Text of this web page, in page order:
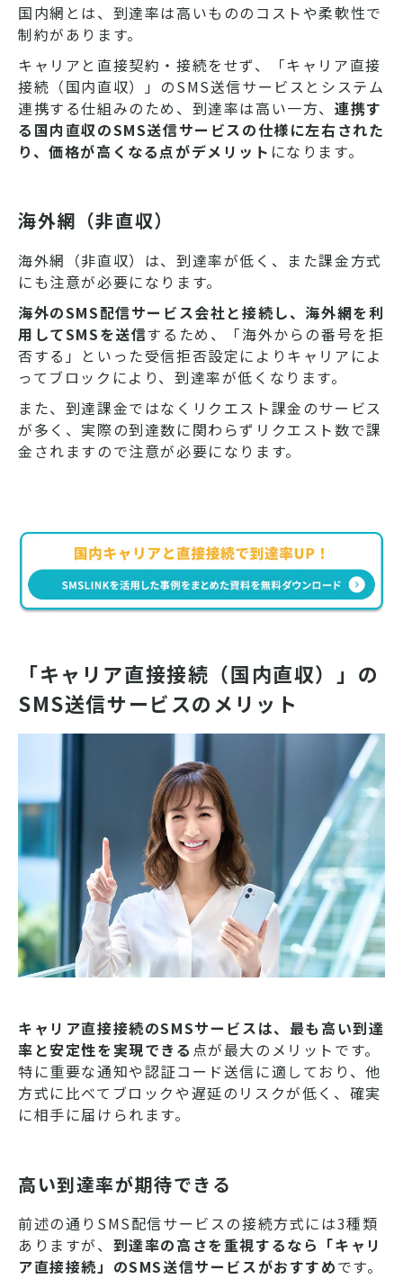
国内網とは、到達率は高いもののコストや柔軟性で
制約があります。
キャリアと直接契約・接続をせず、
「キャリア直接
接続（国内直収）」のSMS送信サービスと システム
連携する仕組みのため、到達率は高い一方、連携す
る国内直収のSMS送信サービスの仕様に左右された
り、価格が高くなる点がデメリット になります。
海外網（非直収）
海外網（非直収）は、到達率が低く、また課金方式
にも注意が必要になります。
海外のSMS配信サービス会社と接続し、海外網を利
用してSMSを送信するため、「海外からの番号を拒
否する」といった受信拒否設定によりキャリアによ
ってブロックにより、到達率が低くなります。
また、到達課金ではなくリクエスト課金のサービス
が多く、実際の到達数に関わらずリクエスト数で課
金されますので注意が必要になります。
「キャリア直接接続（国内直収）」の
SMS送信サービスのメリット
キャリア直接接続のSMSサービスは、最も高い到達
率と安定性を実現できる 点が最大のメリットです。
特に重要な通知や認証コード送信に適しており、他
方式に比べてブロックや遅延のリスクが低く、確実
に相手に届けられます。
高い到達率が期待できる
前述の通りSMS配信サービスの接続方式には3種類
ありますが、 到達率の高さを重視するなら「キャリ
ア直接接続」のSMS送信サービスがおすすめです。